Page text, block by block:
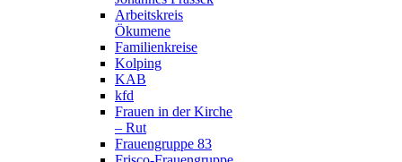
Arbeitskreis
Ökumene
Familienkreise
Kolping
KAB
kfd
Frauen in der Kirche
– Rut
Frauengruppe 83